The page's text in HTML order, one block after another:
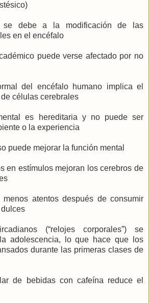
se debe a la modificación de las
en el encéfalo
puede verse afectado por no
del encéfalo humano implica el
células cerebrales
es hereditaria y no puede ser
o la experiencia
puede mejorar la función mental
en estímulos mejoran los cerebros de
atentos después de consumir
(“relojes corporales”) se
adolescencia, lo que hace que los
durante las primeras clases de
de bebidas con cafeína reduce el